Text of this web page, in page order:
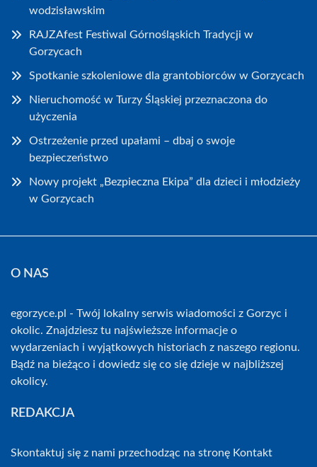
wodzisławskim
RAJZAfest Festiwal Górnośląskich Tradycji w
Gorzycach
Spotkanie szkoleniowe dla grantobiorców w Gorzycach
Nieruchomość w Turzy Śląskiej przeznaczona do
użyczenia
Ostrzeżenie przed upałami – dbaj o swoje
bezpieczeństwo
Nowy projekt „Bezpieczna Ekipa” dla dzieci i młodzieży
w Gorzycach
O NAS
egorzyce.pl - Twój lokalny serwis wiadomości z Gorzyc i
okolic. Znajdziesz tu najświeższe informacje o
wydarzeniach i wyjątkowych historiach z naszego regionu.
Bądź na bieżąco i dowiedz się co się dzieje w najbliższej
okolicy.
REDAKCJA
Skontaktuj się z nami przechodząc na stronę Kontakt